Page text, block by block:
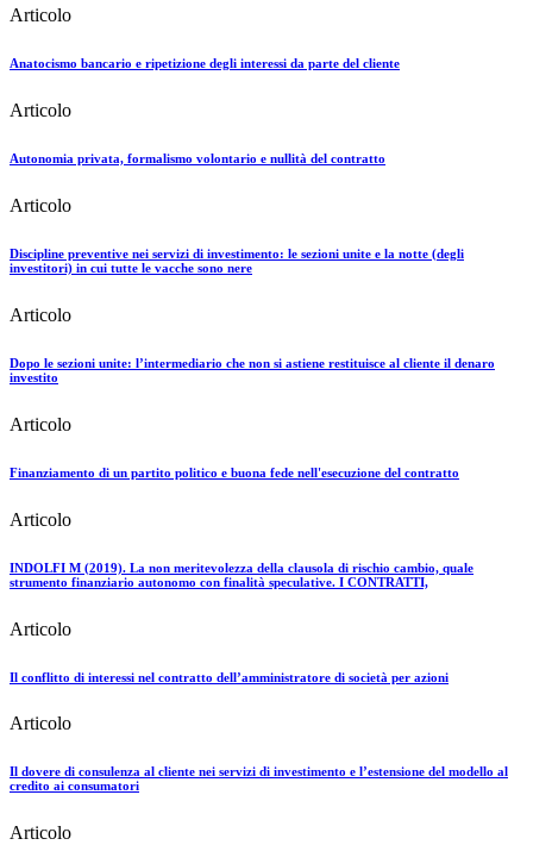
Articolo
Anatocismo bancario e ripetizione degli interessi da parte del cliente
Articolo
Autonomia privata, formalismo volontario e nullità del contratto
Articolo
Discipline preventive nei servizi di investimento: le sezioni unite e la notte (degli
investitori) in cui tutte le vacche sono nere
Articolo
Dopo le sezioni unite: l’intermediario che non si astiene restituisce al cliente il denaro
investito
Articolo
Finanziamento di un partito politico e buona fede nell'esecuzione del contratto
Articolo
INDOLFI M (2019). La non meritevolezza della clausola di rischio cambio, quale
strumento finanziario autonomo con finalità speculative. I CONTRATTI,
Articolo
Il conflitto di interessi nel contratto dell’amministratore di società per azioni
Articolo
Il dovere di consulenza al cliente nei servizi di investimento e l’estensione del modello al
credito ai consumatori
Articolo